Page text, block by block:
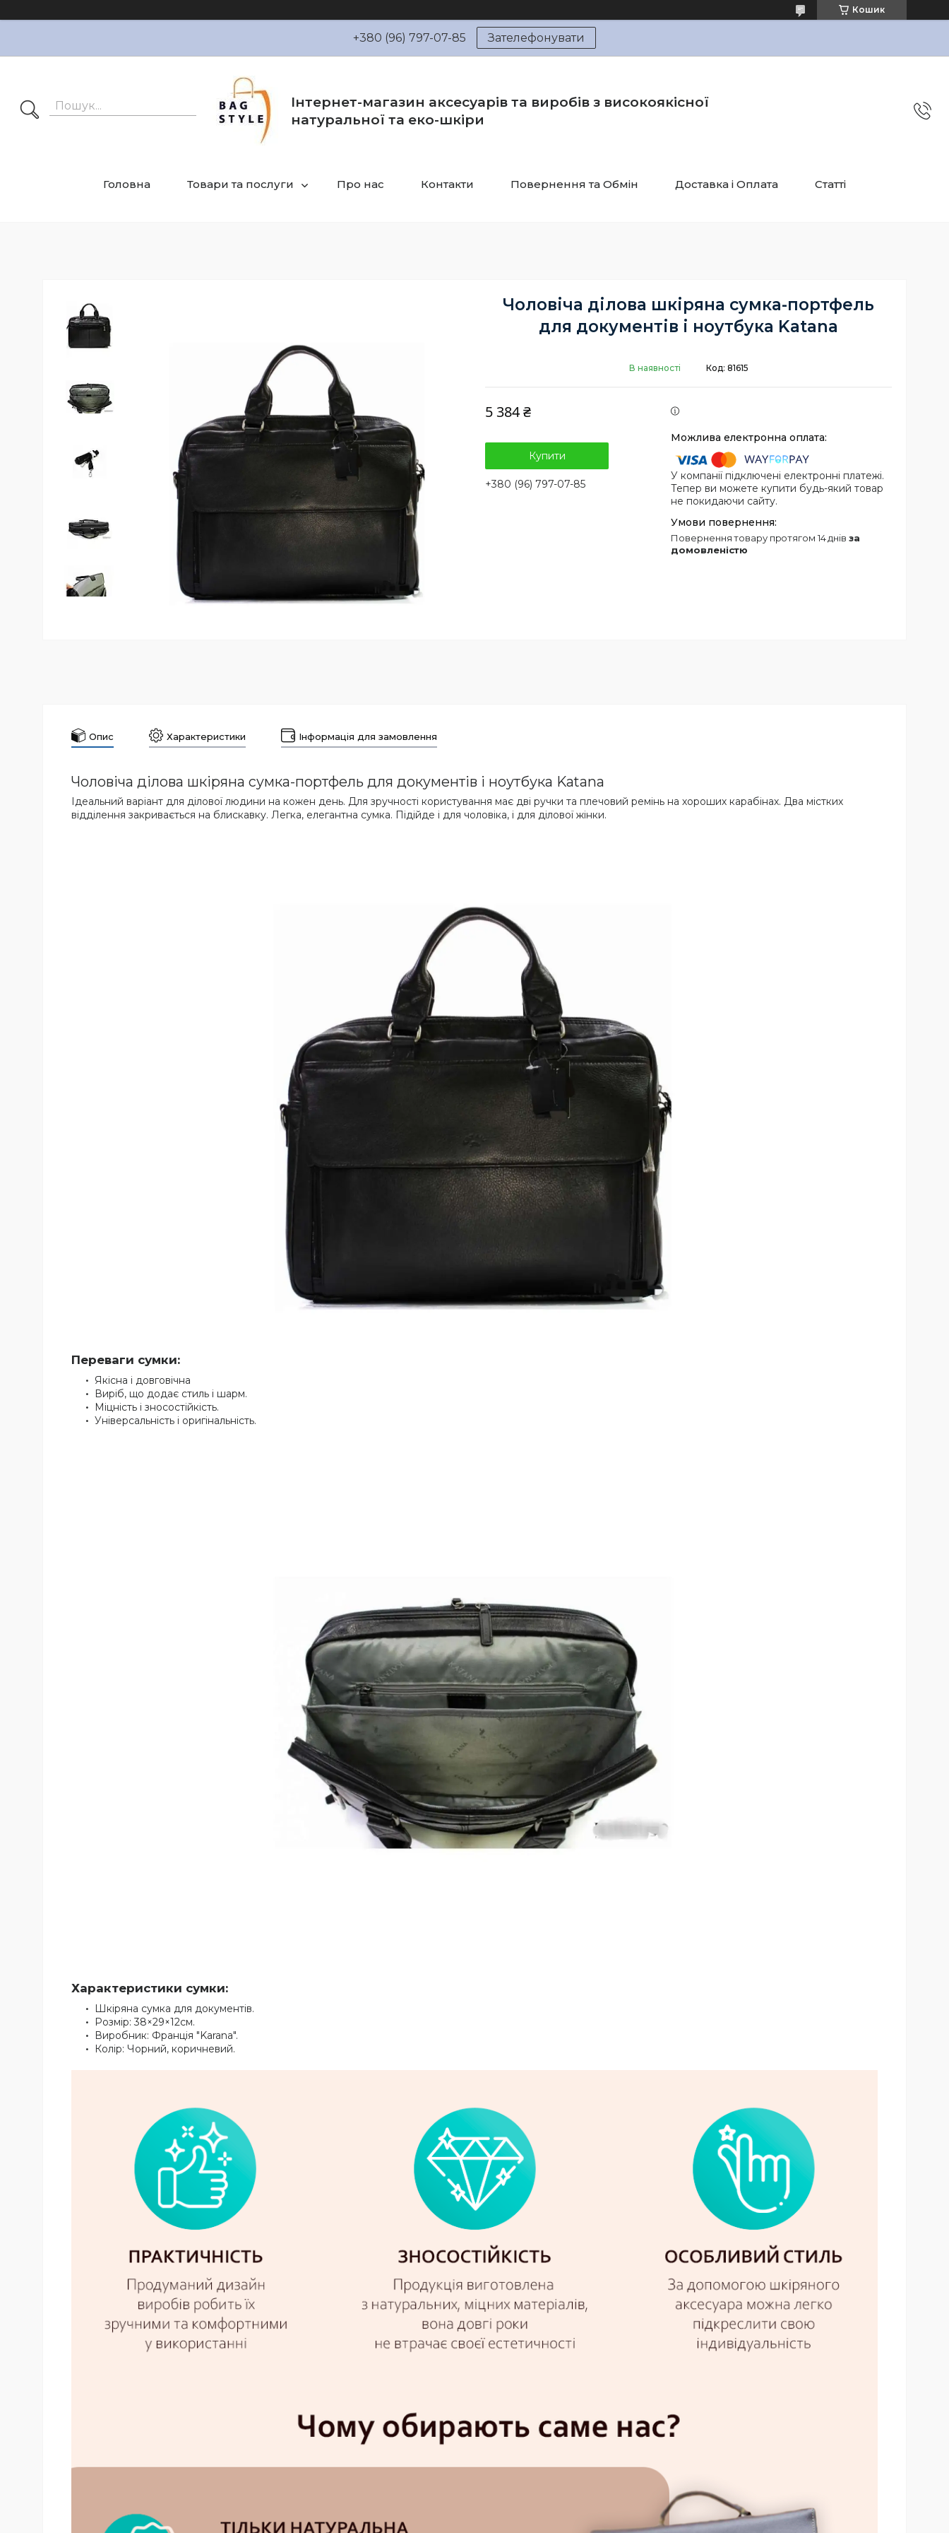
Кошик
+380 (96) 797-07-85 Зателефонувати
Інтернет-магазин аксесуарів та виробів з високоякісної
натуральної та еко-шкіри
Головна Товари та послуги Про нас Контакти Повернення та Обмін Доставка і Оплата Статті
Чоловіча ділова шкіряна сумка-портфель
для документів і ноутбука Katana
В наявності Код: 81615
5 384 ₴
Купити
+380 (96) 797-07-85
У компанії підключені електронні платежі.
Тепер ви можете купити будь-який товар
не покидаючи сайту.
повернення товару протягом 14 днів за
домовленістю
Опис Характеристики Інформація для замовлення
Чоловіча ділова шкіряна сумка-портфель для документів і ноутбука Katana
Ідеальний варіант для ділової людини на кожен день. Для зручності користування має дві ручки та плечовий ремінь на хороших карабінах. Два містких
відділення закривається на блискавку. Легка, елегантна сумка. Підійде і для чоловіка, і для ділової жінки.
Переваги сумки:
Якісна і довговічна
Виріб, що додає стиль і шарм.
Міцність і зносостійкість.
Універсальність і оригінальність.
Характеристики сумки:
Шкіряна сумка для документів.
Розмір: 38×29×12см.
Виробник: Франція "Karana".
Колір: Чорний, коричневий.